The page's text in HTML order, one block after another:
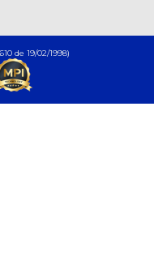
de 19/02/1998)